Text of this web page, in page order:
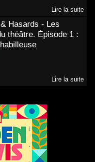
Lire la suite
Hasards - Les
théâtre. Épisode 1 :
Lire la suite